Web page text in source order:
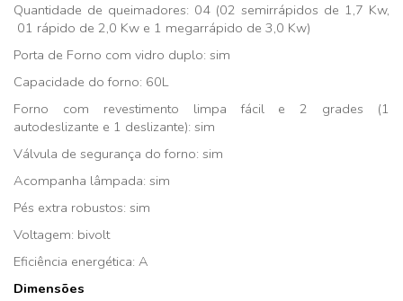
Quantidade de queimadores: 04 (02 semirrápidos de 1,7 Kw,
01 rápido de 2,0 Kw e 1 megarrápido de 3,0 Kw)
Porta de Forno com vidro duplo: sim
Capacidade do forno: 60L
Forno com revestimento limpa fácil e 2 grades (1
autodeslizante e 1 deslizante): sim
Válvula de segurança do forno: sim
Acompanha lâmpada: sim
Pés extra robustos: sim
Voltagem: bivolt
Eficiência energética: A
Dimensões